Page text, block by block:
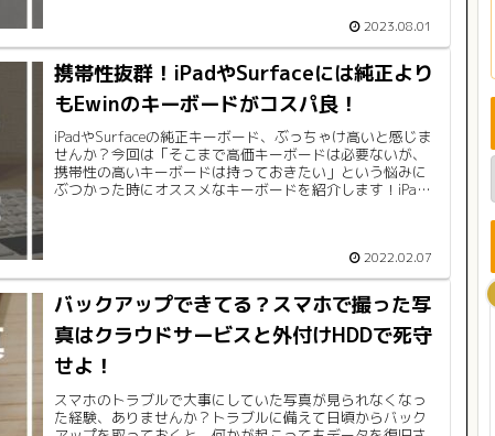
2023.08.01
携帯性抜群！iPadやSurfaceには純正より
もEwinのキーボードがコスパ良！
iPadやSurfaceの純正キーボード、ぶっちゃけ高いと感じま
せんか？今回は「そこまで高価キーボードは必要ないが、
携帯性の高いキーボードは持っておきたい」という悩みに
ぶつかった時にオススメなキーボードを紹介します！iPad
2022.02.07
バックアップできてる？スマホで撮った写
真はクラウドサービスと外付けHDDで死守
せよ！
スマホのトラブルで大事にしていた写真が見られなくなっ
た経験、ありませんか？トラブルに備えて日頃からバック